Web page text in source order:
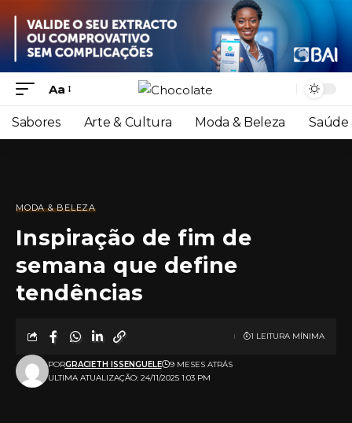
Aa
Sabores Arte & Cultura Moda & Beleza Saúde
MODA & BELEZA
Inspiração de fim de
semana que define
tendências
ULTIMA ATUALIZAÇÃO: 24/11/2025 1:03 PM
PORGRACIETH ISSENGUELE 9 MESES ATRÁS
1 LEITURA MÍNIMA